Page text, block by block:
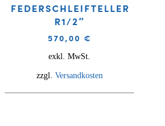
FEDERSCHLEIFTELLER
R1/2″
570,00 €
exkl. MwSt.
zzgl. Versandkosten